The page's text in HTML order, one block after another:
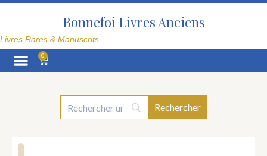
Aller
Bonnefoi Livres Anciens
Livres Rares & Manuscrits
0
Panier